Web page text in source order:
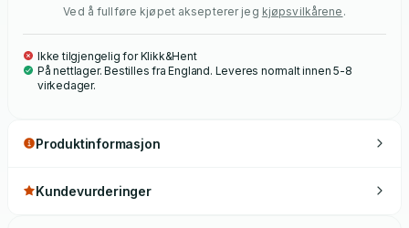
Ved å fullføre kjøpet aksepterer jeg kjøpsvilkårene .
Ikke tilgjengelig for Klikk&Hent
På nettlager. Bestilles fra England. Leveres normalt innen 5-8
virkedager.
Produktinformasjon
Kundevurderinger